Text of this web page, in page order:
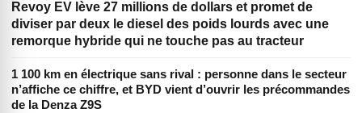
Revoy EV lève 27 millions de dollars et promet de
diviser par deux le diesel des poids lourds avec une
remorque hybride qui ne touche pas au tracteur
1 100 km en électrique sans rival : personne dans le secteur
n’affiche ce chiffre, et BYD vient d’ouvrir les précommandes
de la Denza Z9S